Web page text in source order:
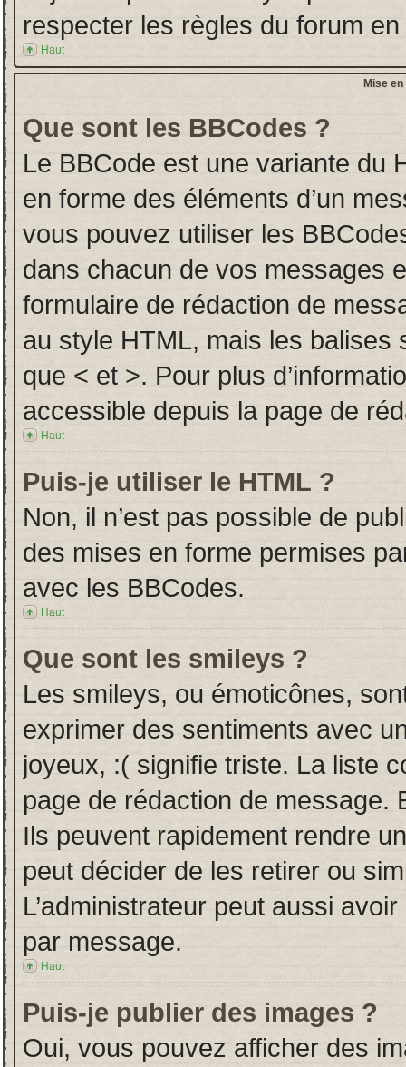
respecter les règles du forum
Haut
Mise
Que sont les BBCodes ?
Le BBCode est une variante du
en forme des éléments d’un
vous pouvez utiliser les
dans chacun de vos messages
formulaire de rédaction de
au style HTML, mais les
que < et >. Pour plus
accessible depuis la page de
Haut
Puis-je utiliser le HTML ?
Non, il n’est pas possible de
des mises en forme permises
avec les BBCodes.
Haut
Que sont les smileys ?
Les smileys, ou émoticônes,
exprimer des sentiments avec
joyeux, :( signifie triste. La liste
page de rédaction de message.
Ils peuvent rapidement rendre
peut décider de les retirer ou
L’administrateur peut aussi
par message.
Haut
Puis-je publier des images ?
Oui, vous pouvez afficher des